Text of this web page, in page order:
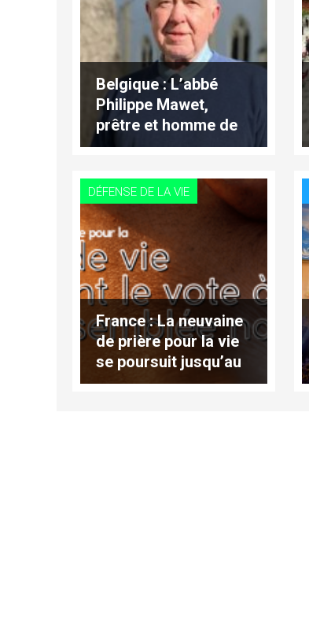
Belgique : L’abbé
Philippe Mawet,
prêtre et homme de
médias, est décédé à
DÉFENSE DE LA VIE
France : La neuvaine
de prière pour la vie
se poursuit jusqu’au
vote du 30 juin